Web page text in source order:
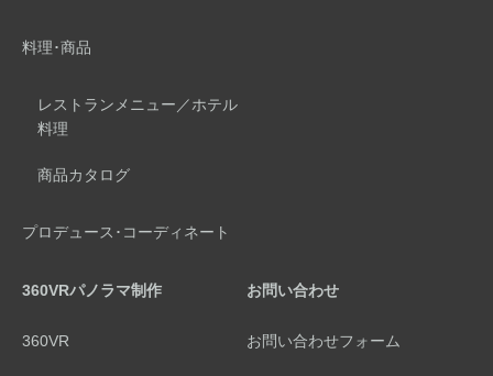
料理･商品
レストランメニュー／ホテル
料理
商品カタログ
プロデュース･コーディネート
360VRパノラマ制作
360VR
お問い合わせ
お問い合わせフォーム